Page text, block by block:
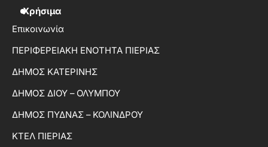
Χρήσιμα
Επικοινωνία
ΠΕΡΙΦΕΡΕΙΑΚΗ ΕΝΟΤΗΤΑ ΠΙΕΡΙΑΣ
ΔΗΜΟΣ ΚΑΤΕΡΙΝΗΣ
ΔΗΜΟΣ ΔΙΟΥ – ΟΛΥΜΠΟΥ
ΔΗΜΟΣ ΠΥΔΝΑΣ – ΚΟΛΙΝΔΡΟΥ
ΚΤΕΛ ΠΙΕΡΙΑΣ